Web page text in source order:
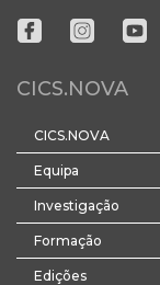
CICS.NOVA
CICS.NOVA
Equipa
Investigação
Formação
Edições